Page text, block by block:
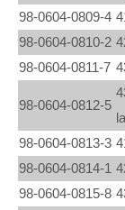
98-0604-0809-4
98-0604-0810-2
98-0604-0811-7
98-0604-0812-5
98-0604-0813-3
98-0604-0814-1
98-0604-0815-8